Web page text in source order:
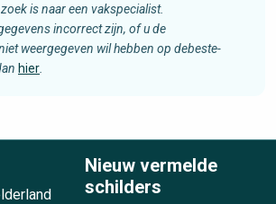
is naar een vakspecialist.
incorrect zijn, of u de
weergegeven wil hebben op debeste-
hier
Nieuw vermelde
schilders